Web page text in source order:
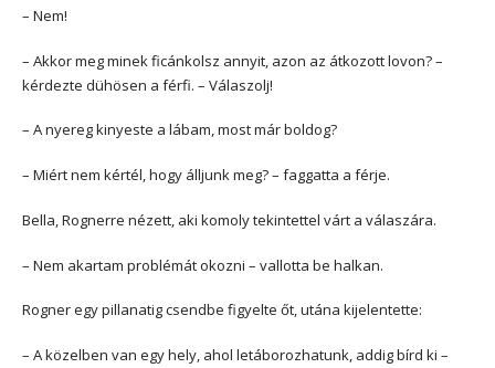
– Nem!
– Akkor meg minek ficánkolsz annyit, azon az átkozott lovon? –
kérdezte dühösen a férfi. – Válaszolj!
– A nyereg kinyeste a lábam, most már boldog?
– Miért nem kértél, hogy álljunk meg? – faggatta a férje.
Bella, Rognerre nézett, aki komoly tekintettel várt a válaszára.
– Nem akartam problémát okozni – vallotta be halkan.
Rogner egy pillanatig csendbe figyelte őt, utána kijelentette:
– A közelben van egy hely, ahol letáborozhatunk, addig bírd ki –